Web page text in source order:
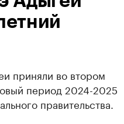
приняли во втором
период 2024-2025
правительства.